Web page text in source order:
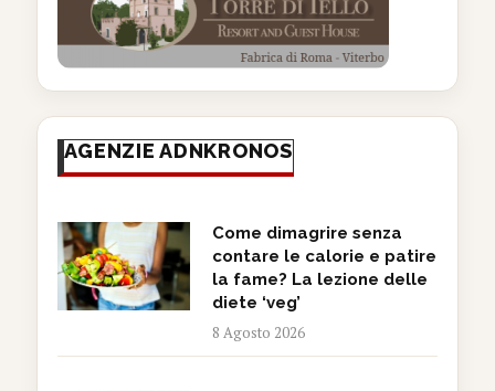
AGENZIE ADNKRONOS
Come dimagrire senza
contare le calorie e patire
la fame? La lezione delle
diete ‘veg’
8 Agosto 2026